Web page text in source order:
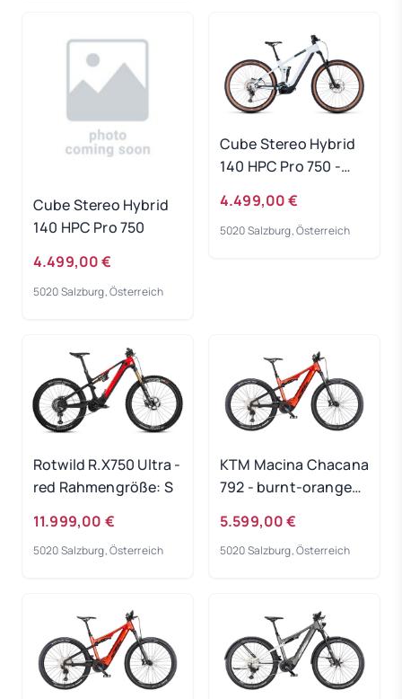
Cube Stereo Hybrid
140 HPC Pro 750
4.499,00 €
5020 Salzburg, Österreich
Cube Stereo Hybrid
140 HPC Pro 750 -
Rahmengröße: L
4.499,00 €
5020 Salzburg, Österreich
Rotwild R.X750 Ultra -
red Rahmengröße: S
11.999,00 €
5020 Salzburg, Österreich
KTM Macina Chacana
792 - burnt-orange
5.599,00 €
5020 Salzburg, Österreich